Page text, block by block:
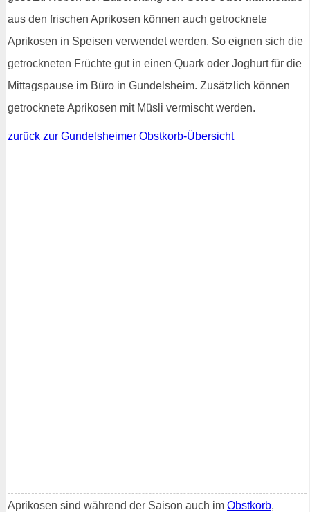
aus den frischen Aprikosen können auch getrocknete
Aprikosen in Speisen verwendet werden. So eignen sich die
getrockneten Früchte gut in einen Quark oder Joghurt für die
Mittagspause im Büro in Gundelsheim. Zusätzlich können
getrocknete Aprikosen mit Müsli vermischt werden.
zurück zur Gundelsheimer Obstkorb-Übersicht
Aprikosen sind während der Saison auch im Obstkorb,